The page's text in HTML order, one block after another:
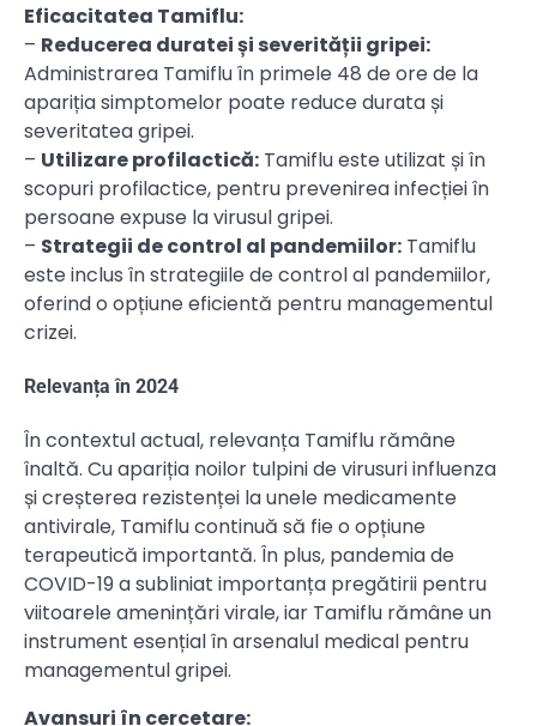
Eficacitatea Tamiflu:
– Reducerea duratei și severității gripei:
Administrarea Tamiflu în primele 48 de ore de la
apariția simptomelor poate reduce durata și
severitatea gripei.
– Utilizare profilactică: Tamiflu este utilizat și în
scopuri profilactice, pentru prevenirea infecției în
persoane expuse la virusul gripei.
– Strategii de control al pandemiilor: Tamiflu
este inclus în strategiile de control al pandemiilor,
oferind o opțiune eficientă pentru managementul
crizei.
Relevanța în 2024
În contextul actual, relevanța Tamiflu rămâne
înaltă. Cu apariția noilor tulpini de virusuri influenza
și creșterea rezistenței la unele medicamente
antivirale, Tamiflu continuă să fie o opțiune
terapeutică importantă. În plus, pandemia de
COVID-19 a subliniat importanța pregătirii pentru
viitoarele amenințări virale, iar Tamiflu rămâne un
instrument esențial în arsenalul medical pentru
managementul gripei.
Avansuri în cercetare: